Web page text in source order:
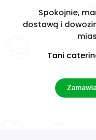
Spokojnie,
dostawą i
Tani